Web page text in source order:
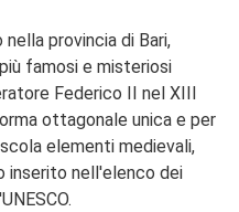
nella provincia di Bari,
famosi e misteriosi
Federico II nel XIII
ottagonale unica e per
elementi medievali,
inserito nell'elenco dei